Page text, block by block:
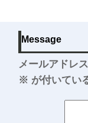
Message
メールアドレ
※ が付いてい